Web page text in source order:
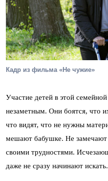
Кадр из фильма «Не чужие»
Участие детей в этой
незаметным. Они боятся, что
что видят, что не нужны
мешают бабушке. Не замечают
своими трудностями.
даже не сразу начинают искать.